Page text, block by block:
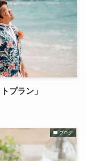
プラン」
ブログ